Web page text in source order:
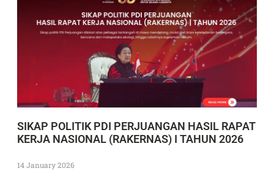
SIKAP POLITIK PDI PERJUANGAN HASIL RAPAT
KERJA NASIONAL (RAKERNAS) I TAHUN 2026
14 January 2026